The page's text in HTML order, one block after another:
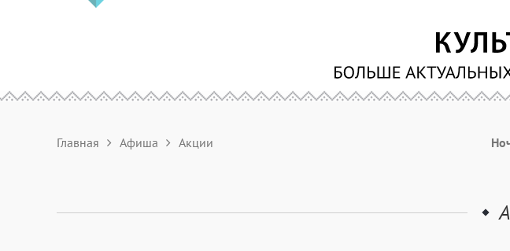
Главная Афиша Акции